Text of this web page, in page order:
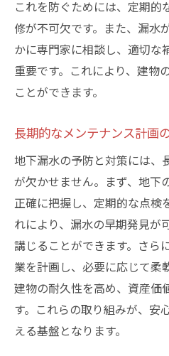
これを防ぐためには、定期的
修が不可欠です。また、漏水
かに専門家に相談し、適切な
重要です。これにより、建物
ことができます。
長期的なメンテナンス計画
地下漏水の予防と対策には、
が欠かせません。まず、地下
正確に把握し、定期的な点検
れにより、漏水の早期発見が
講じることができます。さら
業を計画し、必要に応じて柔
建物の耐久性を高め、資産価
す。これらの取り組みが、安
える基盤となります。